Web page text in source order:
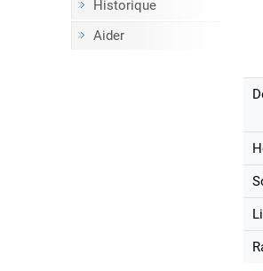
Historique
Aider